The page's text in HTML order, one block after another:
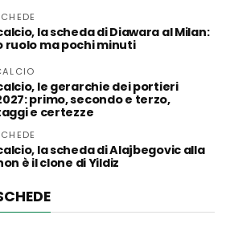
la scheda di Diawara al Milan:
ruolo ma pochi minuti
le gerarchie dei portieri
primo, secondo e terzo,
e certezze
la scheda di Alajbegovic alla
è il clone di Yildiz